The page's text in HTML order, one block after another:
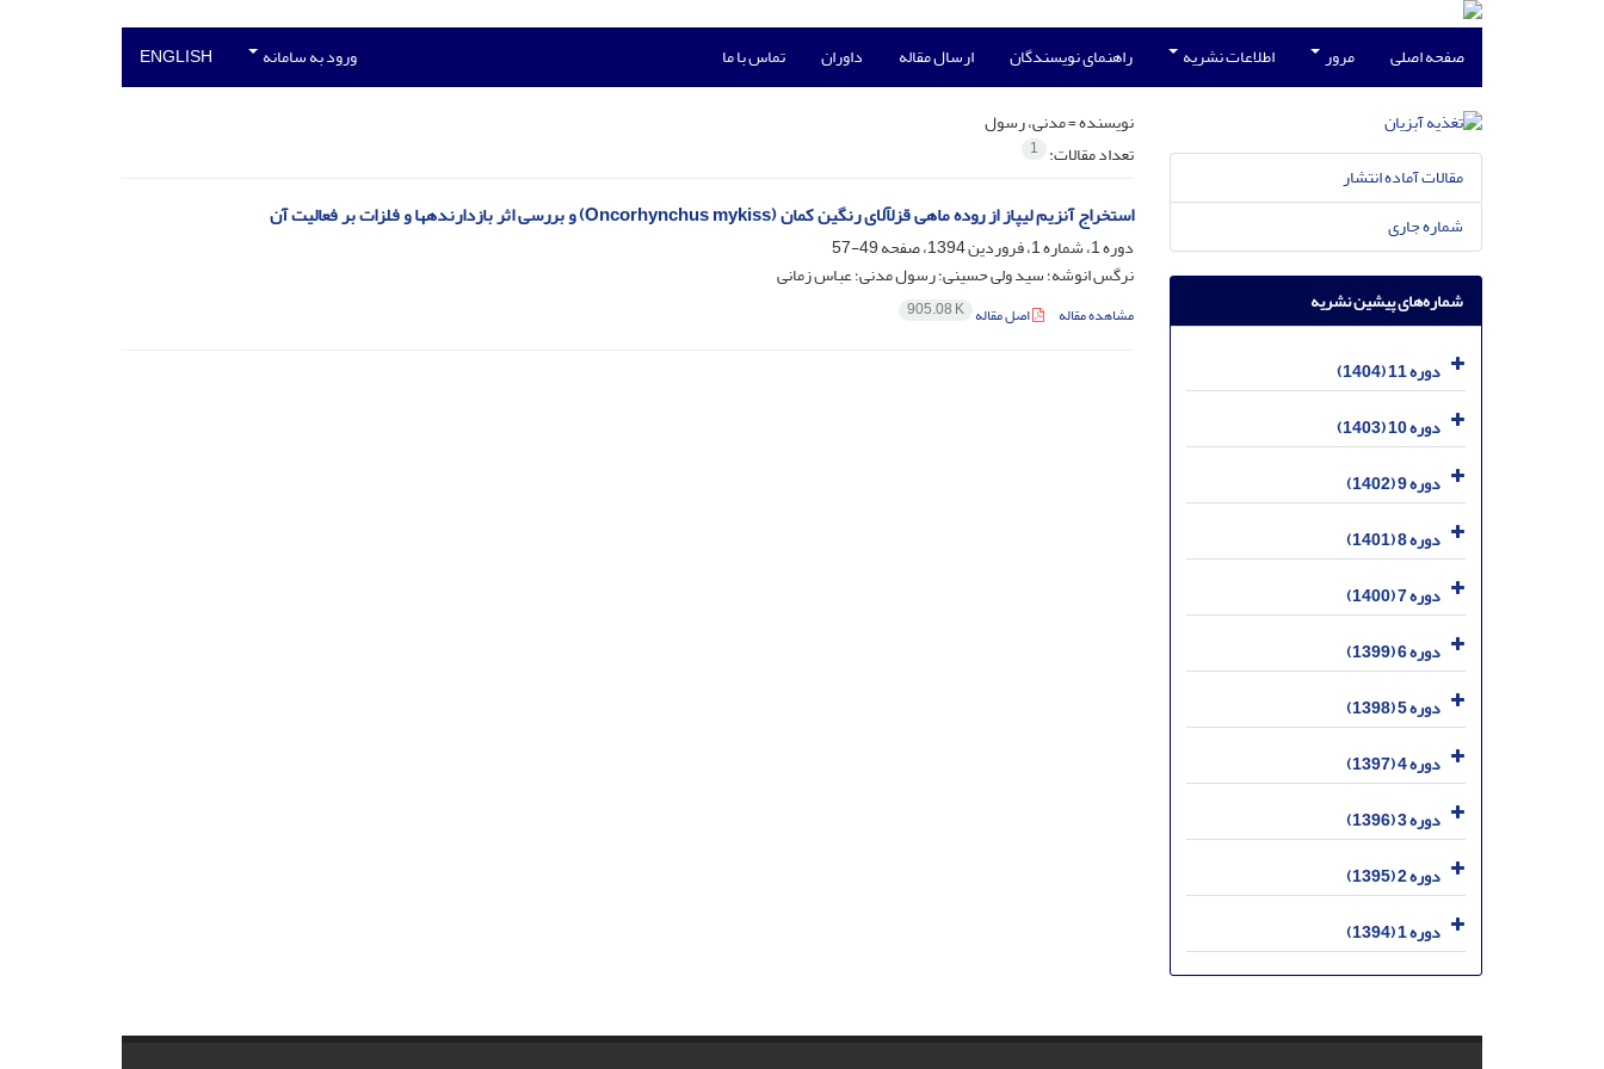
صفحه اصلی مرور اطلاعات نشریه راهنمای نویسندگان ارسال مقاله داوران تماس با ما ورود به سامانه ENGLISH
نویسنده =مدنی، رسول
تعداد مقالات: 1
استخراج آنزیم لیپاز از روده ماهی قزل‎آلای رنگین کمان (Oncorhynchus mykiss) و بررسی اثر بازدارنده‎ها و فلزات بر فعالیت آن
دوره 1، شماره 1، فروردین 1394، صفحه
49-57
نرگس انوشه؛ سید ولی حسینی؛ رسول مدنی؛ عباس زمانی
مشاهده مقاله اصل مقاله 905.08 K
مقالات آماده انتشار
شماره جاری
شماره‌های پیشین نشریه
دوره 11 (1404)
دوره 10 (1403)
دوره 9 (1402)
دوره 8 (1401)
دوره 7 (1400)
دوره 6 (1399)
دوره 5 (1398)
دوره 4 (1397)
دوره 3 (1396)
دوره 2 (1395)
دوره 1 (1394)